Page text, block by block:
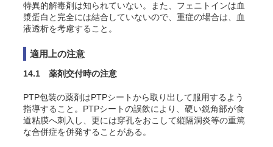
特異的解毒剤は知られていない。また、フェニトインは血
漿蛋白と完全には結合していないので、重症の場合は、血
液透析を考慮すること。
適用上の注意
14.1 薬剤交付時の注意
PTP包装の薬剤はPTPシートから取り出して服用するよう
指導すること。PTPシートの誤飲により、硬い鋭角部が食
道粘膜へ刺入し、更には穿孔をおこして縦隔洞炎等の重篤
な合併症を併発することがある。